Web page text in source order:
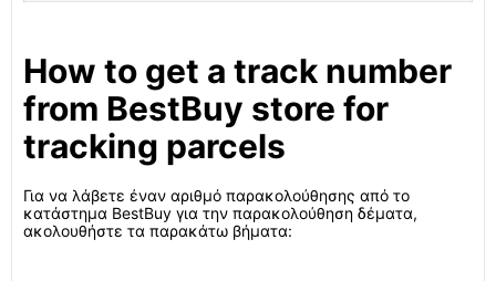
How to get a track number
from BestBuy store for
tracking parcels
Για να λάβετε έναν αριθμό παρακολούθησης από το
κατάστημα BestBuy για την παρακολούθηση δέματα,
ακολουθήστε τα παρακάτω βήματα: